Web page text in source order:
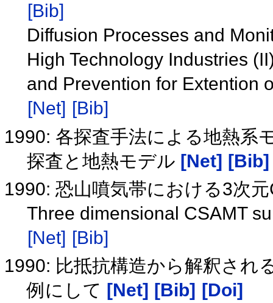
[Bib]
Diffusion Processes and
High Technology Industries
and Prevention for Extention
[Net] [Bib]
1990: 各探査手法による地熱系
探査と地熱モデル [Net] [Bib]
1990: 恐山噴気帯における3次
Three dimensional CSAMT
[Net] [Bib]
1990: 比抵抗構造から解釈され
例にして [Net] [Bib] [Doi]